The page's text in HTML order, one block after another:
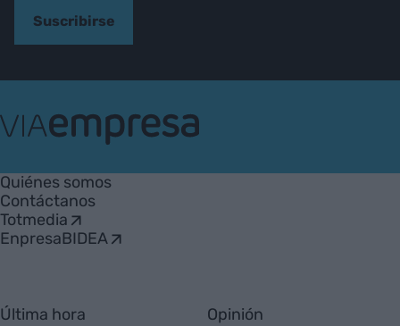
Suscribirse
Empresa
Quiénes somos
Contáctanos
Totmedia
EnpresaBIDEA
Última hora Opinión